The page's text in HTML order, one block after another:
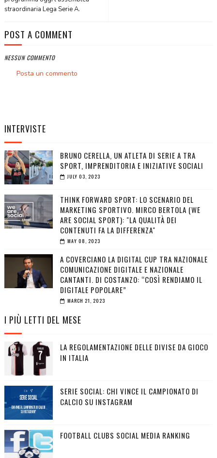
straordinaria Lega Serie A.
POST A COMMENT
NESSUN COMMENTO
Posta un commento
INTERVISTE
BRUNO CERELLA, UN ATLETA DI SERIE A TRA
SPORT, IMPRENDITORIA E INIZIATIVE SOCIALI
JULY 03, 2023
THINK FORWARD SPORT: LO SCENARIO DEL
MARKETING SPORTIVO. MIRCO BERTOLA (WE
ARE SOCIAL SPORT): "LA QUALITÀ DEI
CONTENUTI FA LA DIFFERENZA"
MAY 08, 2023
A COVERCIANO LA DIGITAL CUP TRA NAZIONALE
COMUNICAZIONE DIGITALE E NAZIONALE
CANTANTI. DI COSTANZO: “COSÌ RENDIAMO IL
DIGITALE POPOLARE”
MARCH 21, 2023
I PIÙ LETTI DEL MESE
LA REGOLAMENTAZIONE DELLE DIVISE DA GIOCO
IN ITALIA
SERIE SOCIAL: CHI VINCE IL CAMPIONATO DI
CALCIO SU INSTAGRAM
FOOTBALL CLUBS SOCIAL MEDIA RANKING